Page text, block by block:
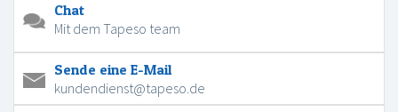
Chat
Mit dem Tapeso team
Sende eine E-Mail
kundendienst@tapeso.de